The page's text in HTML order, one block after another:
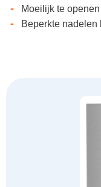
- Moeilijk te
- Beperkte nadelen